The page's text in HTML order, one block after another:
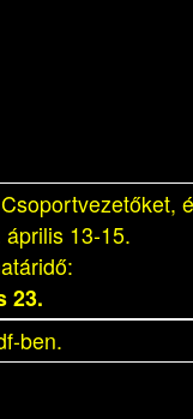
13-15.
23.
ben.